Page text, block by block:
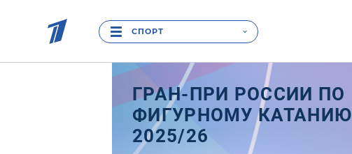
СПОРТ
ГРАН-ПРИ РОССИИ ПО
ФИГУРНОМУ КАТАНИЮ
2025/26